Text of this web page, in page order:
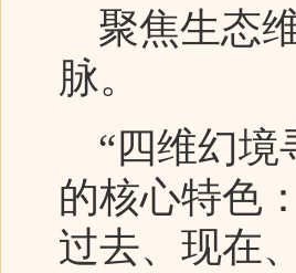
聚焦生态
脉。
“四维幻境
的核心特色
过去、现在